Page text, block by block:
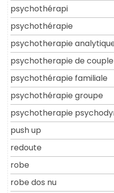
psychothérapi
psychothérapie
psychotherapie
psychotherapie de couple
psychothérapie familiale
psychothérapie groupe
psychotherapie
push up
redoute
robe
robe dos nu